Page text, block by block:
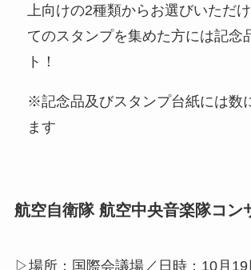
上向けの2種類からお選びいただ
てのスタンプを集めた方には記念
ト！
※記念品及びスタンプ台紙には数
ます
航空自衛隊 航空中央音楽隊コン
▷場所：国際会議場／日時：10月19